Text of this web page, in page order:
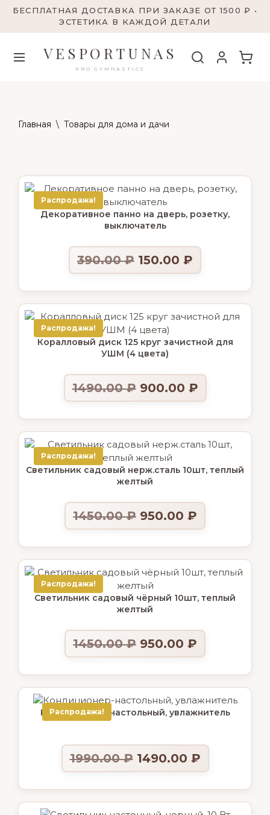
БЕСПЛАТНАЯ ДОСТАВКА ПРИ ЗАКАЗЕ ОТ 1500 ₽ •
ЭСТЕТИКА В КАЖДОЙ ДЕТАЛИ
VESPORTUNAS
PRO GYMNASTICS
Главная \ Товары для дома и дачи
Распродажа!
Декоративное панно на дверь, розетку,
выключатель
390.00₽ 150.00 ₽
Распродажа!
Коралловый диск 125 круг зачистной для
УШМ (4 цвета)
1490.00₽ 900.00 ₽
Распродажа!
Светильник садовый нерж.сталь 10шт, теплый
желтый
1450.00₽ 950.00 ₽
Распродажа!
Светильник садовый чёрный 10шт, теплый
желтый
1450.00₽ 950.00 ₽
Распродажа!
Кондиционер-настольный, увлажнитель
1990.00₽ 1490.00 ₽